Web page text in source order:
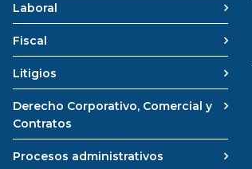
Laboral
Fiscal
Litigios
Derecho Corporativo, Comercial y
Contratos
Procesos administrativos